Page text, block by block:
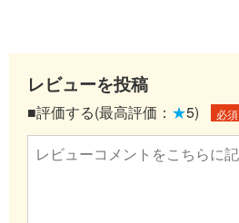
レビューを投稿
■評価する(最高評価： ★5) 必須